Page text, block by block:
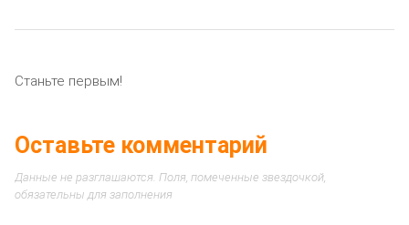
Станьте первым!
Оставьте комментарий
Данные не разглашаются. Поля, помеченные звездочкой,
обязательны для заполнения